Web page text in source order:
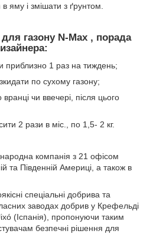
яму і змішати з ґрунтом.
газону N-Max , порада
приблизно 1 раз на тиждень;
по сухому газону;
чи ввечері, після цього
2 рази в міс., по 1,5- 2 кг.
компанія з 21 офісом
та Південній Америці, а також в
спеціальні добрива та
заводах добрив у Крефельді
(Іспанія), пропонуючи таким
безпечні рішення для